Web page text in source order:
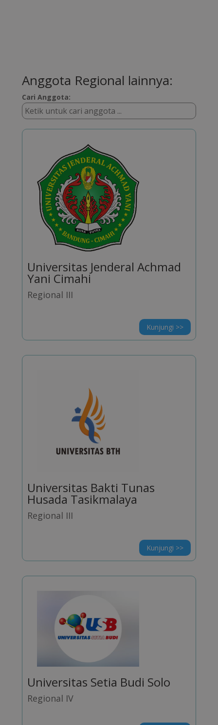
Anggota Regional lainnya:
Cari Anggota:
Universitas Jenderal Achmad
Yani Cimahi
Regional III
Kunjungi >>
Universitas Bakti Tunas
Husada Tasikmalaya
Regional III
Kunjungi >>
Universitas Setia Budi Solo
Regional IV